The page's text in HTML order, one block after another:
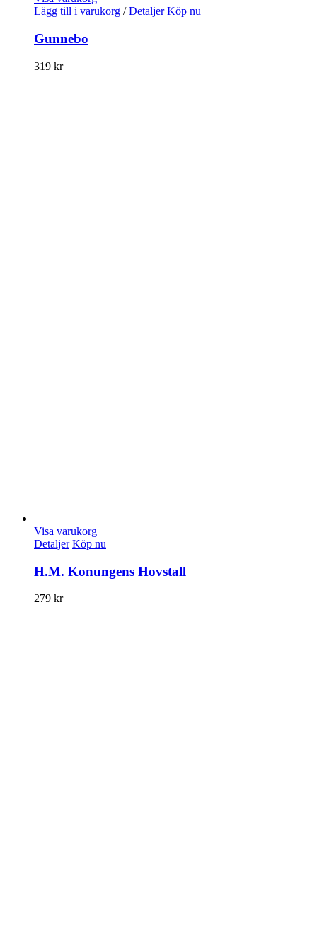
Lägg till i varukorg / Detaljer Köp nu
Gunnebo
319 kr
Visa varukorg
Detaljer Köp nu
H.M. Konungens Hovstall
279 kr